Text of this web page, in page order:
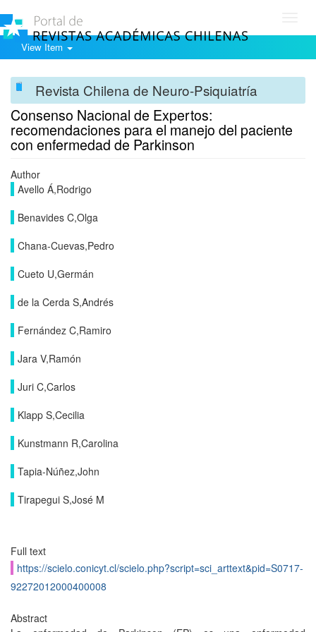
View Item
Revista Chilena de Neuro-Psiquiatría
Consenso Nacional de Expertos:
recomendaciones para el manejo del paciente
con enfermedad de Parkinson
Author
Avello Á,Rodrigo
Benavides C,Olga
Chana-Cuevas,Pedro
Cueto U,Germán
de la Cerda S,Andrés
Fernández C,Ramiro
Jara V,Ramón
Juri C,Carlos
Klapp S,Cecilia
Kunstmann R,Carolina
Tapia-Núñez,John
Tirapegui S,José M
Full text
https://scielo.conicyt.cl/scielo.php?script=sci_arttext&pid=S0717-
92272012000400008
Abstract